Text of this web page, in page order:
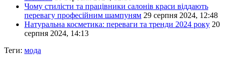
Чому стилісти та працівники салонів краси віддають
перевагу професійним шампуням 29 серпня 2024, 12:48
Натуральна косметика: переваги та тренди 2024 року 20
серпня 2024, 14:13
Теги: мода